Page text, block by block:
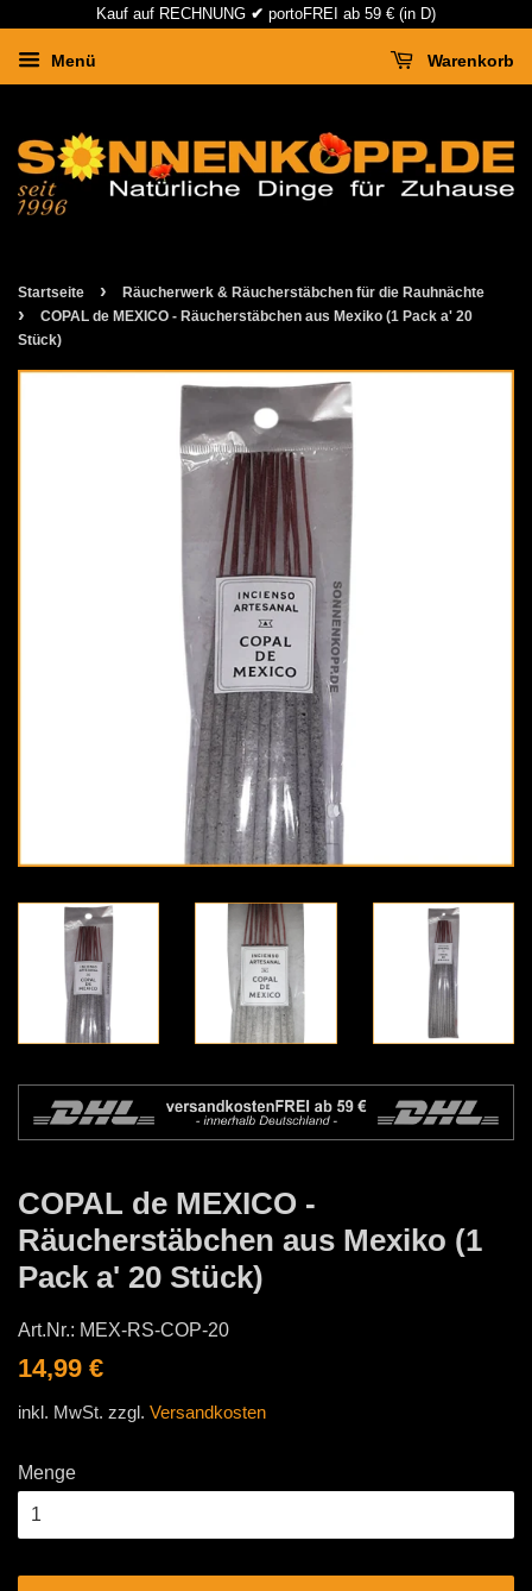
Kauf auf RECHNUNG ✔ portoFREI ab 59 € (in D)
Menü Warenkorb
Startseite › Räucherwerk & Räucherstäbchen für die Rauhnächte
›
COPAL de MEXICO - Räucherstäbchen aus Mexiko (1 Pack a' 20
Stück)
COPAL de MEXICO -
Räucherstäbchen aus Mexiko (1
Pack a' 20 Stück)
Art.Nr.: MEX-RS-COP-20
Normaler
14,99 €
inkl. MwSt. zzgl. Versandkosten
Menge